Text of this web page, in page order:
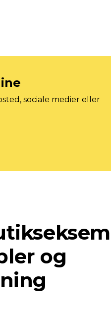
sociale medier eller
og